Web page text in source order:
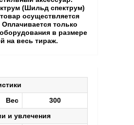
(Шильд спектрум)
осуществляется
Оплачивается только
в размере
на весь тираж.
Вес
300
и увлечения